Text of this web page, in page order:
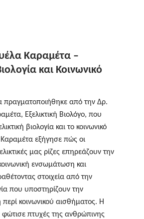
Καραμέτα –
και Κοινωνικό
πραγματοποιήθηκε από την Δρ.
Εξελικτική Βιολόγο, που
βιολογία και το κοινωνικό
εξήγησε πώς οι
μας ρίζες επηρεάζουν την
ενσωμάτωση και
στοιχεία από την
που υποστηρίζουν την
κοινωνικού αισθήματος. Η
πτυχές της ανθρώπινης